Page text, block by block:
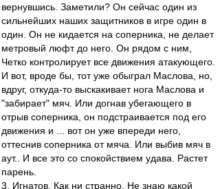
вернувшись. Заметили? Он сейчас один из
сильнейших наших защитников в игре один в
один. Он не кидается на соперника, не делает
метровый люфт до него. Он рядом с ним,
Четко контролирует все движения атакующего.
И вот, вроде бы, тот уже обыграл Маслова, но,
вдруг, откуда-то выскакивает нога Маслова и
"забирает" мяч. Или догнав убегающего в
отрыв соперника, он подстраивается под его
движения и ... вот он уже впереди него,
оттеснив соперника от мяча. Или выбив мяч в
аут.. И все это со спокойствием удава. Растет
парень.
3. Игнатов. Как ни странно. Не знаю какой